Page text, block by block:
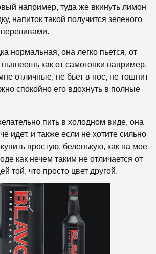
например, туда же вкинуть лимон
напиток такой получится зеленого
переливами.
нормальная, она легко пьется, от
пьянеешь как от самогонки например.
отличные, не бьет в нос, не тошнит
спокойно его вдохнуть в полные
пить в холодном виде, она
идет, и также если не хотите сильно
простую, беленькую, как на мое
как нечем таким не отличается от
той, что просто цвет другой.